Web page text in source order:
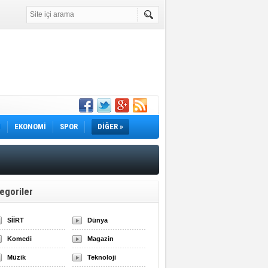
EKONOMİ SPOR DİĞER »
SİİRT Dünya
Komedi Magazin
Müzik Teknoloji